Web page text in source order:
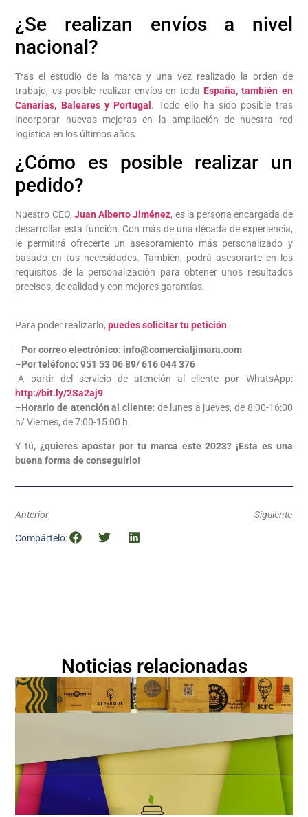
¿Se realizan envíos a nivel
nacional?
Tras el estudio de la marca y una vez realizado la orden de
trabajo, es posible realizar envíos en toda España, también en
Canarias, Baleares y Portugal . Todo ello ha sido posible tras
incorporar nuevas mejoras en la ampliación de nuestra red
logística en los últimos años.
¿Cómo es posible realizar un
pedido?
Nuestro CEO, Juan Alberto Jiménez, es la persona encargada de
desarrollar esta función. Con más de una década de experiencia,
le permitirá ofrecerte un asesoramiento más personalizado y
basado en tus necesidades. También, podrá asesorarte en los
requisitos de la personalización para obtener unos resultados
precisos, de calidad y con mejores garantías.
Para poder realizarlo,puedes solicitar tu petición:
–Por correo electrónico: info@comercialjimara.com
–Por teléfono: 951 53 06 89/ 616 044 376
-A partir del servicio de atención al cliente por WhatsApp:
http://bit.ly/2Sa2aj9
–Horario de atención al cliente: de lunes a jueves, de 8:00-16:00
h/ Viernes, de 7:00-15:00 h.
Y tú, ¿quieres apostar por tu marca este 2023? ¡Esta es una
buena forma de conseguirlo!
Anterior Siguiente
Compártelo:
Noticias relacionadas